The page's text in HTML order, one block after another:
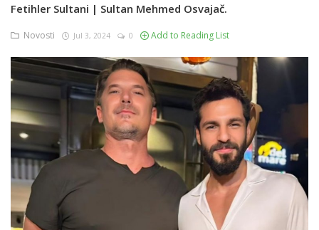
Glumci
Contact
Login
Register
English
Fetihler Sultani | Sultan Mehmed Osvajač.
Novosti Jul 3, 2024 0 Add to Reading List